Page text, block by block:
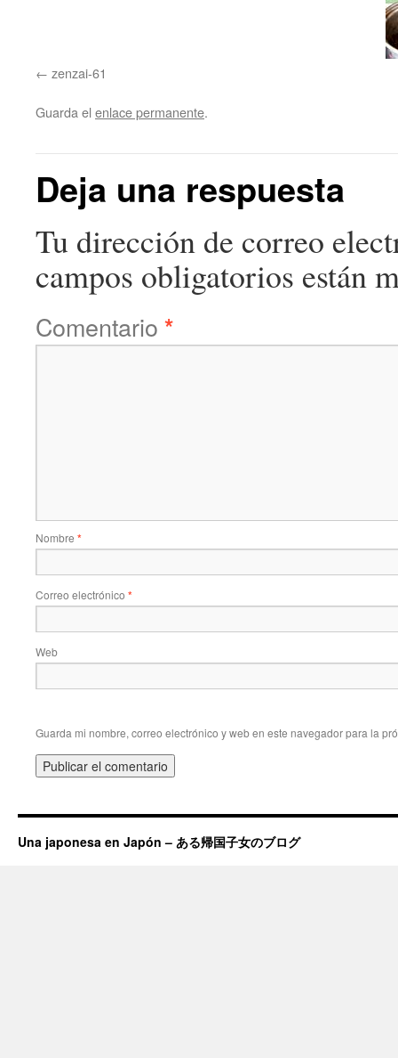
zenzai-61
Guarda el enlace permanente.
Deja una respuesta
Tu dirección de correo
campos obligatorios están
Comentario *
Nombre *
Correo electrónico *
Web
Guarda mi nombre, correo electrónico y web en este navegador para la
Una japonesa en Japón – ある帰国子女のブログ